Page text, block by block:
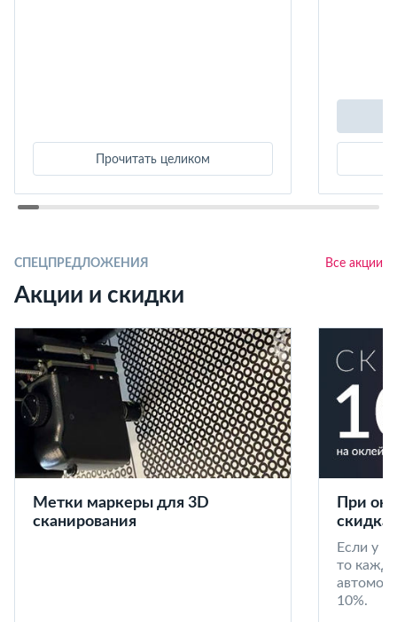
Прочитать целиком
СПЕЦПРЕДЛОЖЕНИЯ Все акции
Акции и скидки
Метки маркеры для 3D
сканирования
При
скидка
Если у
то
10%.